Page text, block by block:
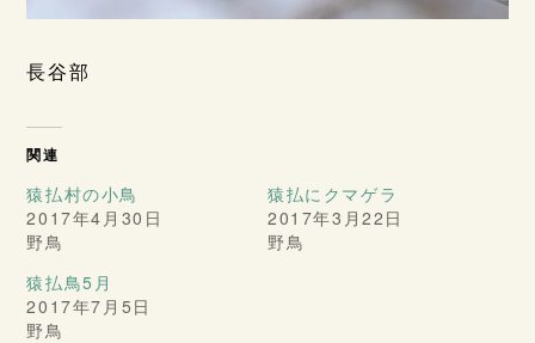
長谷部
関連
猿払村の小鳥
2017年4月30日
野鳥
猿払にクマゲラ
2017年3月22日
野鳥
猿払鳥5月
2017年7月5日
野鳥